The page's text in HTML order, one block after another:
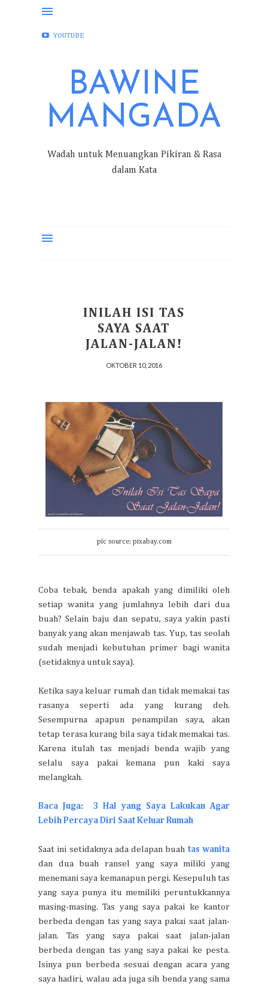
FACEBOOK
YOUTUBE
BAWINE
MANGADA
Wadah untuk Menuangkan Pikiran & Rasa
dalam Kata
INILAH ISI TAS
SAYA SAAT
JALAN-JALAN!
OKTOBER 10, 2016
pic source: pixabay.com
Coba tebak, benda apakah yang dimiliki oleh
setiap wanita yang jumlahnya lebih dari dua
buah? Selain baju dan sepatu, saya yakin pasti
banyak yang akan menjawab tas. Yup, tas seolah
sudah menjadi kebutuhan primer bagi wanita
(setidaknya untuk saya).
Ketika saya keluar rumah dan tidak memakai tas
rasanya seperti ada yang kurang deh.
Sesempurna apapun penampilan saya, akan
tetap terasa kurang bila saya tidak memakai tas.
Karena itulah tas menjadi benda wajib yang
selalu saya pakai kemana pun kaki saya
melangkah.
Baca Juga: 3 Hal yang Saya Lakukan Agar
Lebih Percaya Diri Saat Keluar Rumah
Saat ini setidaknya ada delapan buah tas wanita
dan dua buah ransel yang saya miliki yang
menemani saya kemanapun pergi. Kesepuluh tas
yang saya punya itu memiliki peruntukkannya
masing-masing. Tas yang saya pakai ke kantor
berbeda dengan tas yang saya pakai saat jalan-
jalan. Tas yang saya pakai saat jalan-jalan
berbeda dengan tas yang saya pakai ke pesta.
Isinya pun berbeda sesuai dengan acara yang
saya hadiri, walau ada juga sih benda yang sama